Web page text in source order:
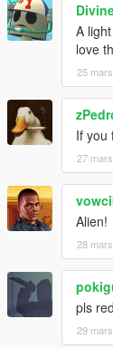
A
love
25
If you
27
Alien!
28
pls
29